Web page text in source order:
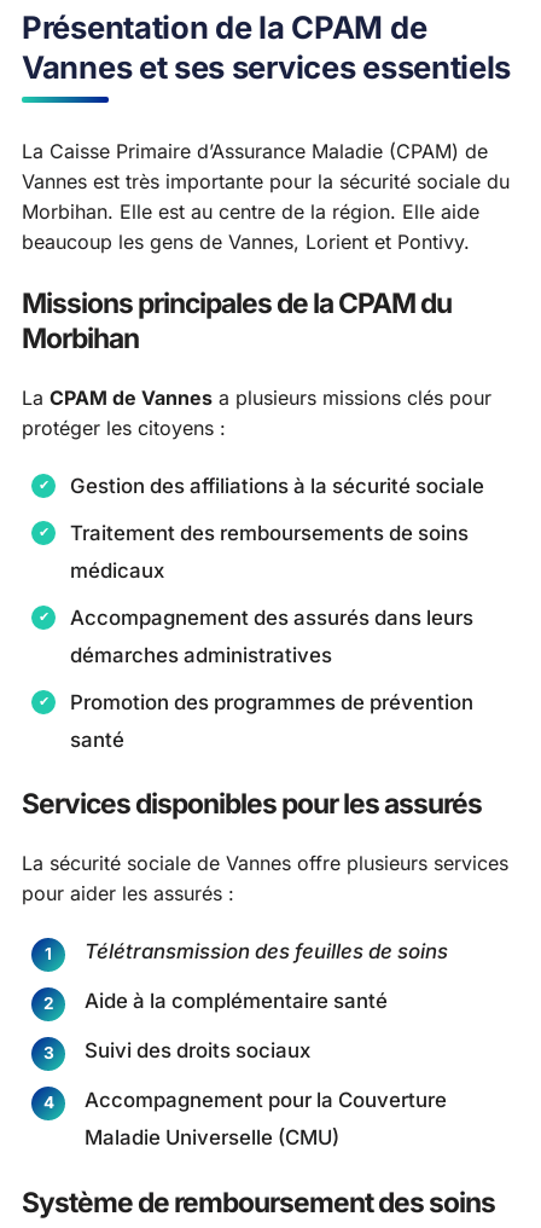
Présentation de la CPAM de
Vannes et ses services essentiels
La Caisse Primaire d’Assurance Maladie (CPAM) de
Vannes est très importante pour la sécurité sociale du
Morbihan. Elle est au centre de la région. Elle aide
beaucoup les gens de Vannes, Lorient et Pontivy.
Missions principales de la CPAM du
Morbihan
La CPAM de Vannes a plusieurs missions clés pour
protéger les citoyens :
Gestion des affiliations à la sécurité sociale
Traitement des remboursements de soins
médicaux
Accompagnement des assurés dans leurs
démarches administratives
Promotion des programmes de prévention
santé
Services disponibles pour les assurés
La sécurité sociale de Vannes offre plusieurs services
pour aider les assurés :
Télétransmission des feuilles de soins
Aide à la complémentaire santé
Suivi des droits sociaux
Accompagnement pour la Couverture
Maladie Universelle (CMU)
Système de remboursement des soins